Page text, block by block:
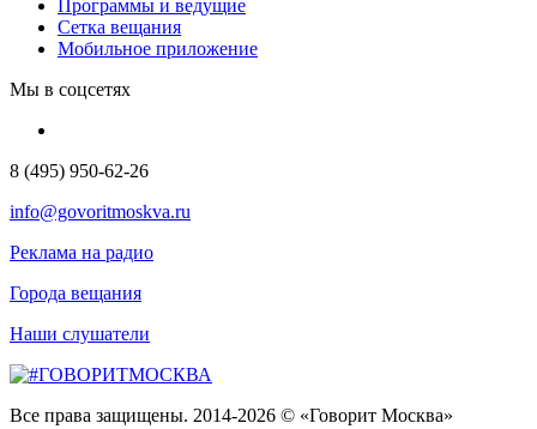
Программы и ведущие
Сетка вещания
Мобильное приложение
Мы в соцсетях
8 (495) 950-62-26
info@govoritmoskva.ru
Реклама на радио
Города вещания
Наши слушатели
Все права защищены. 2014-2026 © «Говорит Москва»